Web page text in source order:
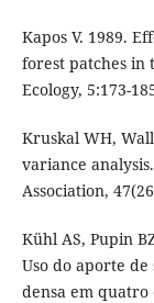
Kapos V. 1989.
forest patches in
Ecology, 5:173-
Kruskal WH,
variance
Association,
Kühl AS, Pupin
Uso do aporte
densa em quatro